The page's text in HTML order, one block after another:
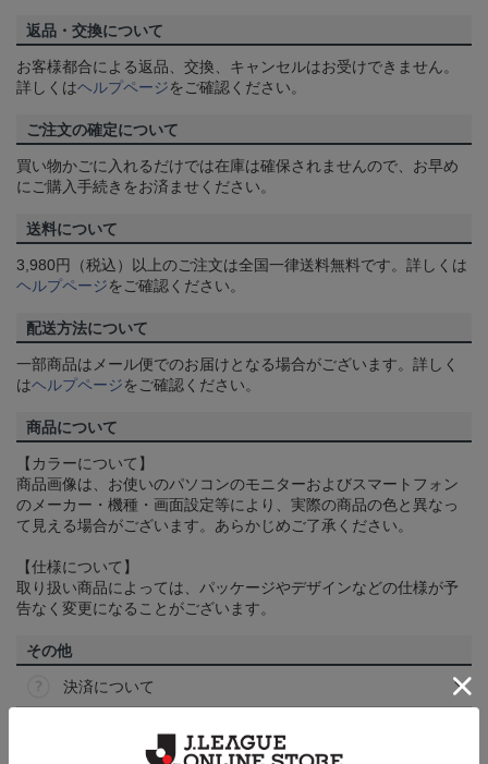
返品・交換について
お客様都合による返品、交換、キャンセルはお受けできません。
詳しくはヘルプページをご確認ください。
ご注文の確定について
買い物かごに入れるだけでは在庫は確保されませんので、お早め
にご購入手続きをお済ませください。
送料について
3,980円（税込）以上のご注文は全国一律送料無料です。詳しくは
ヘルプページをご確認ください。
配送方法について
一部商品はメール便でのお届けとなる場合がございます。詳しく
はヘルプページをご確認ください。
商品について
【カラーについて】
商品画像は、お使いのパソコンのモニターおよびスマートフォン
のメーカー・機種・画面設定等により、実際の商品の色と異なっ
て見える場合がございます。あらかじめご了承ください。
【仕様について】
取り扱い商品によっては、パッケージやデザインなどの仕様が予
告なく変更になることがございます。
その他
決済について